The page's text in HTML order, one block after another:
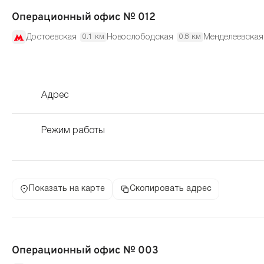
Операционный офис № 012
Достоевская 0.1 км Новослободская 0.8 км Менделеевская
Адрес
Режим работы
Показать на карте Скопировать адрес
Операционный офис № 003